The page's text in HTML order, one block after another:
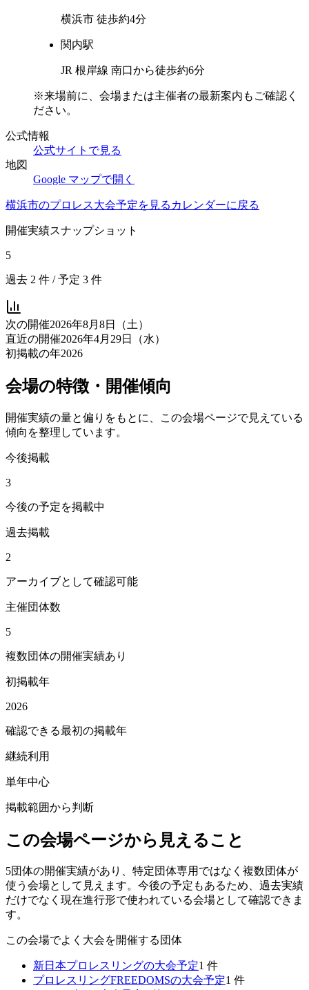
横浜市 徒歩約4分
関内駅
JR 根岸線 南口から徒歩約6分
※来場前に、会場または主催者の最新案内もご確認く
ださい。
公式情報
公式サイトで見る
地図
Google マップで開く
横浜市のプロレス大会予定を見る カレンダーに戻る
開催実績スナップショット
5
過去 2 件 / 予定 3 件
次の開催2026年8月8日（土）
直近の開催2026年4月29日（水）
初掲載の年2026
会場の特徴・開催傾向
開催実績の量と偏りをもとに、この会場ページで見えている
傾向を整理しています。
今後掲載
3
今後の予定を掲載中
過去掲載
2
アーカイブとして確認可能
主催団体数
5
複数団体の開催実績あり
初掲載年
2026
確認できる最初の掲載年
継続利用
単年中心
掲載範囲から判断
この会場ページから見えること
5団体の開催実績があり、特定団体専用ではなく複数団体が
使う会場として見えます。今後の予定もあるため、過去実績
だけでなく現在進行形で使われている会場として確認できま
す。
この会場でよく大会を開催する団体
新日本プロレスリングの大会予定1 件
プロレスリングFREEDOMSの大会予定1 件